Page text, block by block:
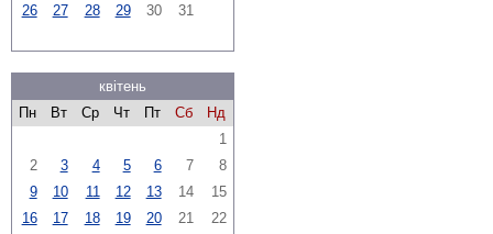
26
27 28 29 30 31
квітень
Пн
Вт Ср Чт Пт Сб
Нд
1
2
3 4 5 6 7
8
9
10 11 12 13 14
15
16
17 18 19 20 21
22